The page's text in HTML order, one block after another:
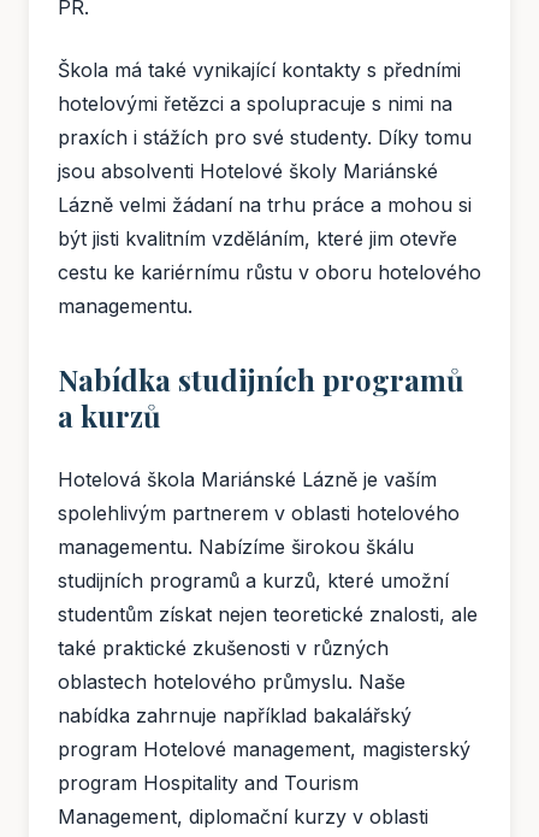
PR.
Škola má také vynikající kontakty s předními
hotelovými řetězci a spolupracuje s nimi na
praxích i stážích pro své studenty. Díky tomu
jsou absolventi Hotelové školy Mariánské
Lázně velmi žádaní na trhu práce a mohou si
být jisti kvalitním vzděláním, které jim otevře
cestu ke kariérnímu růstu v oboru hotelového
managementu.
Nabídka studijních programů
a kurzů
Hotelová škola Mariánské Lázně je vaším
spolehlivým partnerem v oblasti hotelového
managementu. Nabízíme širokou škálu
studijních programů a kurzů, které umožní
studentům získat nejen teoretické znalosti, ale
také praktické zkušenosti v různých
oblastech hotelového průmyslu. Naše
nabídka zahrnuje například bakalářský
program Hotelové management, magisterský
program Hospitality and Tourism
Management, diplomační kurzy v oblasti